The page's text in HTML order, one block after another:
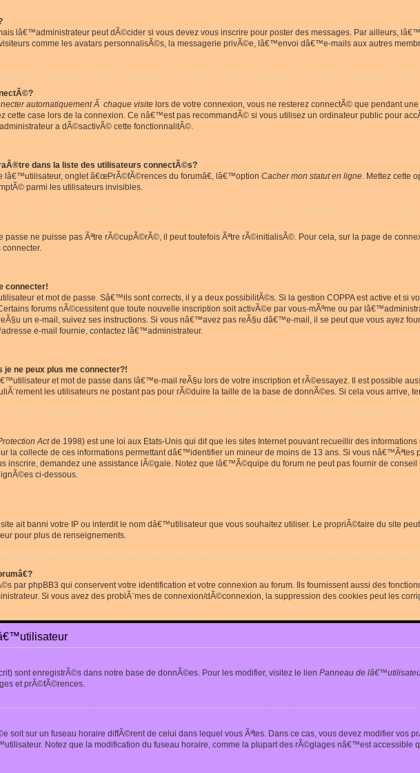
lâ€™administrateur peut dÃ©cider si vous devez vous inscrire pour poster des messages. Par ailleurs,
comme les avatars personnalisÃ©s, la messagerie privÃ©e, lâ€™envoi dâ€™e-mails aux autres
automatiquement Ã chaque visite lors de votre connexion, vous ne resterez connectÃ© que pendant
cette case lors de la connexion. Ce nâ€™est pas recommandÃ© si vous utilisez un ordinateur public pour
a dÃ©sactivÃ© cette fonctionnalitÃ©.
dans la liste des utilisateurs connectÃ©s?
lâ€™utilisateur, onglet â€œPrÃ©fÃ©rences du forumâ€, lâ€™option Cacher mon statut en ligne. Mettez cette
parmi les utilisateurs invisibles.
passe ne puisse pas Ãªtre rÃ©cupÃ©rÃ©, il peut toutefois Ãªtre rÃ©initialisÃ©. Pour cela, sur la page de
connecter!
et mot de passe. Sâ€™ils sont corrects, il y a deux possibilitÃ©s. Si la gestion COPPA est active et
forums nÃ©cessitent que toute nouvelle inscription soit activÃ©e par vous-mÃªme ou par
un e-mail, suivez ses instructions. Si vous nâ€™avez pas reÃ§u dâ€™e-mail, il se peut que vous ayez
e-mail fournie, contactez lâ€™administrateur.
ne peux plus me connecter?!
et mot de passe dans lâ€™e-mail reÃ§u lors de votre inscription et rÃ©essayez. Il est possible
les utilisateurs ne postant pas pour rÃ©duire la taille de la base de donnÃ©es. Si cela vous arrive,
Actde 1998) est une loi aux Etats-Unis qui dit que les sites Internet pouvant recueillir des
la collecte de ces informations permettant dâ€™identifier un mineur de moins de 13 ans. Si vous
inscrire, demandez une assistance lÃ©gale. Notez que lâ€™Ã©quipe du forum ne peut pas fournir de
ci-dessous.
site ait banni votre IP ou interdit le nom dâ€™utilisateur que vous souhaitez utiliser. Le propriÃ©taire du site
pour plus de renseignements.
par phpBB3 qui conservent votre identification et votre connexion au forum. Ils fournissent aussi des
Si vous avez des problÃ¨mes de connexion/dÃ©connexion, la suppression des cookies peut les
sont enregistrÃ©s dans notre base de donnÃ©es. Pour les modifier, visitez le lien Panneau de
et prÃ©fÃ©rences.
soit sur un fuseau horaire diffÃ©rent de celui dans lequel vous Ãªtes. Dans ce cas, vous devez modifier vos
Notez que la modification du fuseau horaire, comme la plupart des rÃ©glages nâ€™est